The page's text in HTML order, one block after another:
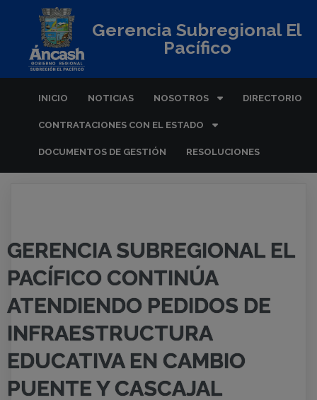
Gerencia Subregional El
Pacífico
INICIO NOTICIAS NOSOTROS DIRECTORIO
CONTRATACIONES CON EL ESTADO
DOCUMENTOS DE GESTIÓN RESOLUCIONES
GERENCIA SUBREGIONAL EL
PACÍFICO CONTINÚA
ATENDIENDO PEDIDOS DE
INFRAESTRUCTURA
EDUCATIVA EN CAMBIO
PUENTE Y CASCAJAL